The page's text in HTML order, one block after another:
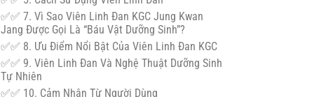
✅✅ 7. Vì Sao Viên Linh Đan KGC Jung Kwan
Jang Được Gọi Là “Báu Vật Dưỡng Sinh”?
✅✅ 8. Ưu Điểm Nổi Bật Của Viên Linh Đan KGC
✅✅ 9. Viên Linh Đan Và Nghệ Thuật Dưỡng Sinh
Tự Nhiên
✅✅ 10. Cảm Nhận Từ Người Dùng